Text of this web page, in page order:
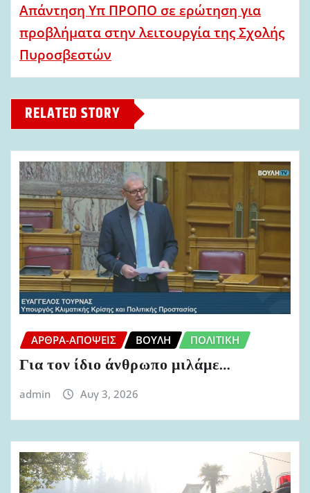
Απάντηση Υπ ΠΡΟΠΟ σε ερώτηση για
προβλήματα στην λειτουργία της Σχολής
Πυροσβεστών
RELATED STORY
ΆΡΘΡΑ-ΑΠΌΨΕΙΣ ΒΟΥΛΉ ΠΟΛΙΤΙΚΉ
Για τον ίδιο άνθρωπο μιλάμε…
admin Αυγ 3, 2026